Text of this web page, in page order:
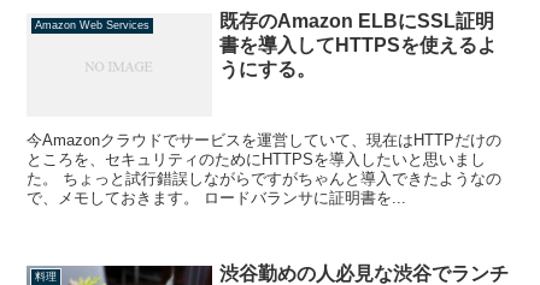
Amazon Web Services
既存のAmazon ELBにSSL証明
書を導入してHTTPSを使えるよ
うにする。
今Amazonクラウドでサービスを運営していて、現在はHTTPだけの
ところを、セキュリティのためにHTTPSを導入したいと思いまし
た。 ちょっと試行錯誤しながらですがちゃんと導入できたようなの
で、メモしておきます。 ロードバランサに証明書を...
料理
渋谷勤めの人必見な渋谷でランチ